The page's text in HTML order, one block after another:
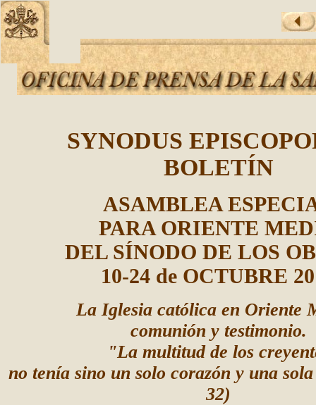
SYNODUS
BOLETÍN
ASAMBLEA
PARA ORIENTE
DEL SÍNODO DE LOS
10-24 de OCTUBRE
La Iglesia católica en Oriente
comunión y testimonio.
"La multitud de los
no tenía sino un solo corazón y una
32)